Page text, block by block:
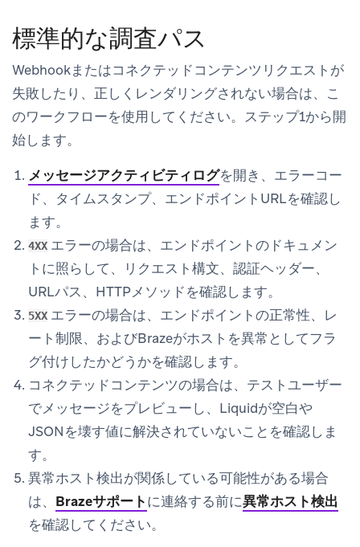
標準的な調査パス
Webhookまたはコネクテッドコンテンツリクエストが
失敗したり、正しくレンダリングされない場合は、こ
のワークフローを使用してください。ステップ1から開
始します。
メッセージアクティビティログを開き、エラーコー
ド、タイムスタンプ、エンドポイントURLを確認し
ます。
4XX エラーの場合は、エンドポイントのドキュメン
トに照らして、リクエスト構文、認証ヘッダー、
URLパス、HTTPメソッドを確認します。
5XX エラーの場合は、エンドポイントの正常性、レ
ート制限、およびBrazeがホストを異常としてフラ
グ付けしたかどうかを確認します。
コネクテッドコンテンツの場合は、テストユーザー
でメッセージをプレビューし、Liquidが空白や
JSONを壊す値に解決されていないことを確認しま
す。
異常ホスト検出が関係している可能性がある場合
は、 Brazeサポートに連絡する前に異常ホスト検出
を確認してください。